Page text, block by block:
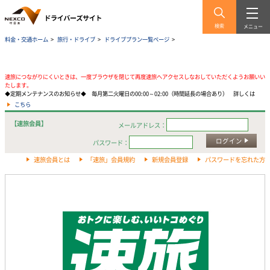
検索 メニュー
料金・交通ホーム > 旅行・ドライブ > ドライブプラン一覧ページ >
速旅につながりにくいときは、一度ブラウザを閉じて再度速旅へアクセスしなおしていただくようお願いい
たします。
◆定期メンテナンスのお知らせ◆ 毎月第二火曜日の00:00～02:00（時間延長の場合あり） 詳しくは
こちら
【速旅会員】
メールアドレス：
パスワード：
ログイン
速旅会員とは 「速旅」会員規約 新規会員登録 パスワードを忘れた方